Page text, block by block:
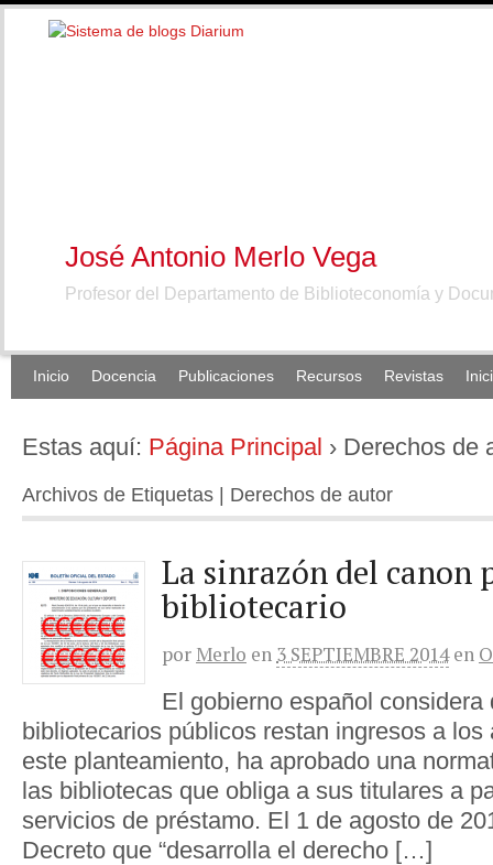
José Antonio Merlo Vega
Profesor del Departamento de Biblioteconomía y
Inicio Docencia Publicaciones Recursos Revistas
Estas aquí: Página Principal › Derechos de
Archivos de Etiquetas | Derechos de autor
La sinrazón del canon
bibliotecario
por Merlo en 3 SEPTIEMBRE 2014 en
El gobierno español considera
bibliotecarios públicos restan ingresos a los
este planteamiento, ha aprobado una
las bibliotecas que obliga a sus titulares a
servicios de préstamo. El 1 de agosto de
Decreto que “desarrolla el derecho […]